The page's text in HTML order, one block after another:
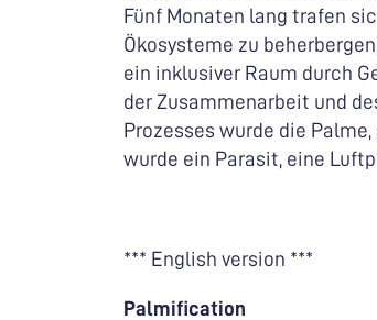
Fünf Monaten lang trafen
Ökosysteme zu
ein inklusiver Raum durch
der Zusammenarbeit und
Prozesses wurde die
wurde ein Parasit, eine
*** English version ***
Palmification